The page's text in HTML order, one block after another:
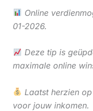
Online
01-2026.
Deze tip is
maximale online
Laatst herzien
voor jouw inkomen.